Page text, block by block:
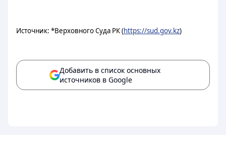
Источник: *Верховного Суда РК (https://sud.gov.kz)
Добавить в список основных
источников в Google